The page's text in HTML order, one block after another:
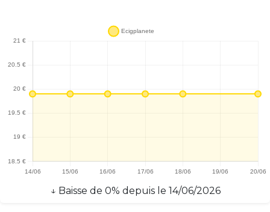
↓ Baisse de 0% depuis le 14/06/2026